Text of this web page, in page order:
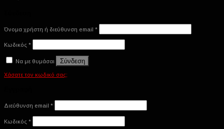
Όνομα χρήστη ή διεύθυνση email *
Κωδικός *
Να με θυμάσαι Σύνδεση
Χάσατε τον κωδικό σας;
Διεύθυνση email *
Κωδικός *